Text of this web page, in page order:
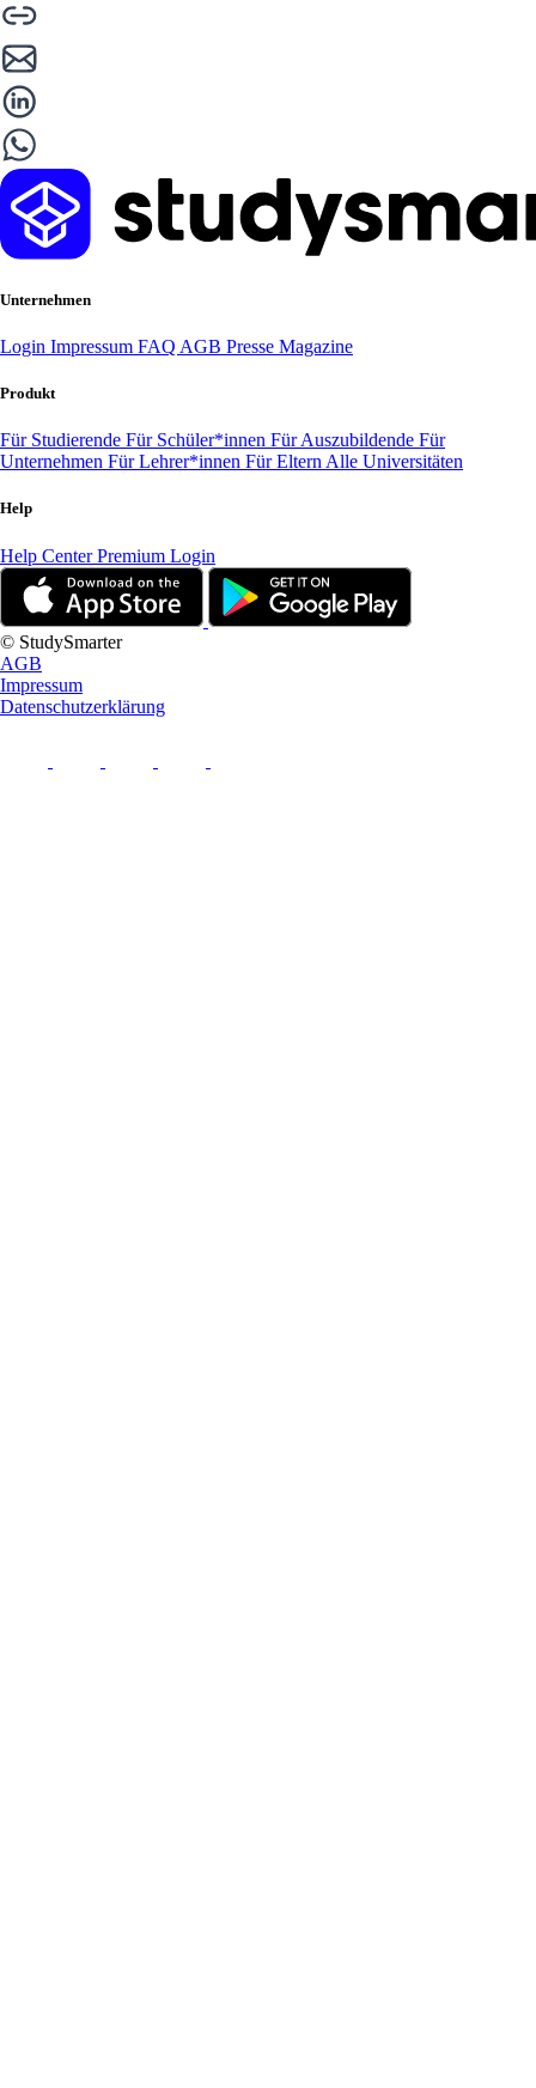
Unternehmen
Login Impressum FAQ AGB Presse Magazine
Produkt
Für Studierende Für Schüler*innen Für Auszubildende Für
Unternehmen Für Lehrer*innen Für Eltern Alle Universitäten
Help
Help CenterPremium Login
© StudySmarter
AGB
Impressum
Datenschutzerklärung